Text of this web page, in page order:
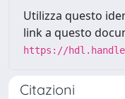
Utilizza questo
link a questo
https://
Citazioni